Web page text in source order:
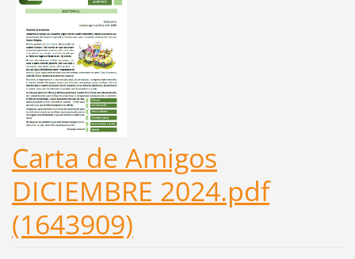
Carta de Amigos
DICIEMBRE 2024.pdf
(1643909)